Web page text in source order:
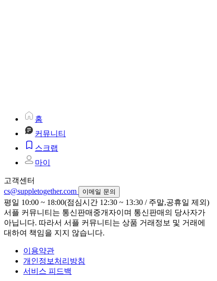
홈
커뮤니티
스크랩
마이
고객센터
cs@suppletogether.com
이메일 문의
평일 10:00 ~ 18:00(점심시간 12:30 ~ 13:30 / 주말,공휴일 제외)
서플 커뮤니티는 통신판매중개자이며 통신판매의 당사자가
아닙니다. 따라서 서플 커뮤니티는 상품 거래정보 및 거래에
대하여 책임을 지지 않습니다.
이용약관
개인정보처리방침
서비스 피드백